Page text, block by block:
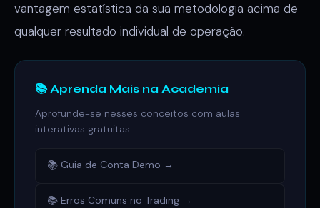
vantagem estatística da sua metodologia acima de
qualquer resultado individual de operação.
📚 Aprenda Mais na Academia
Aprofunde-se nesses conceitos com aulas
interativas gratuitas.
📚 Guia de Conta Demo →
📚 Erros Comuns no Trading →